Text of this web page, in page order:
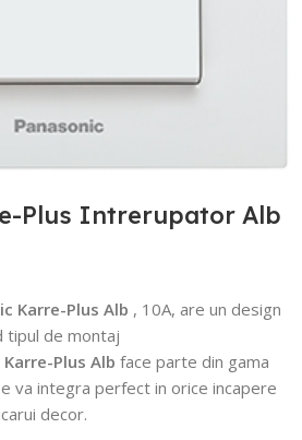
Plus Intrerupator Alb
Karre-Plus Alb , 10A, are un design
tipul de montaj
Plus Alb face parte din gama
va integra perfect in orice incapere
decor.